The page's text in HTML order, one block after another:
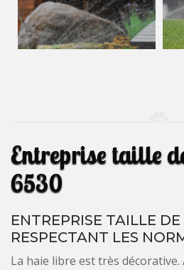
Entreprise taille
6530
ENTREPRISE TAILLE
RESPECTANT LES
La haie libre est très décorative.